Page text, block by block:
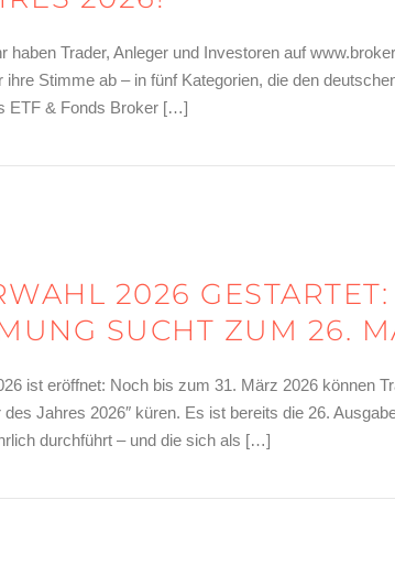
haben Trader, Anleger und Investoren auf
ihre Stimme ab – in fünf Kategorien, die den
ETF & Fonds Broker […]
2026
SUCHT ZUM 26.
ist eröffnet: Noch bis zum 31. März 2026 können
des Jahres 2026″ küren. Es ist bereits die 26.
durchführt – und die sich als […]